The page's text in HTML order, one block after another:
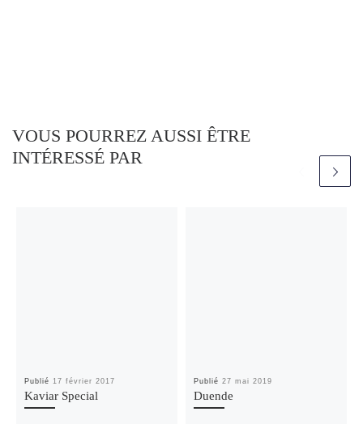
VOUS POURREZ AUSSI ÊTRE
INTÉRESSÉ PAR
Publié 17 février 2017
Kaviar Special
Publié27 mai 2019
Duende